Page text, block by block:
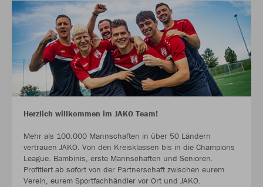
Herzlich willkommen im JAKO Team!
Mehr als 100.000 Mannschaften in über 50 Ländern
vertrauen JAKO. Von den Kreisklassen bis in die Champions
League. Bambinis, erste Mannschaften und Senioren.
Profitiert ab sofort von der Partnerschaft zwischen eurem
Verein, eurem Sportfachhändler vor Ort und JAKO.